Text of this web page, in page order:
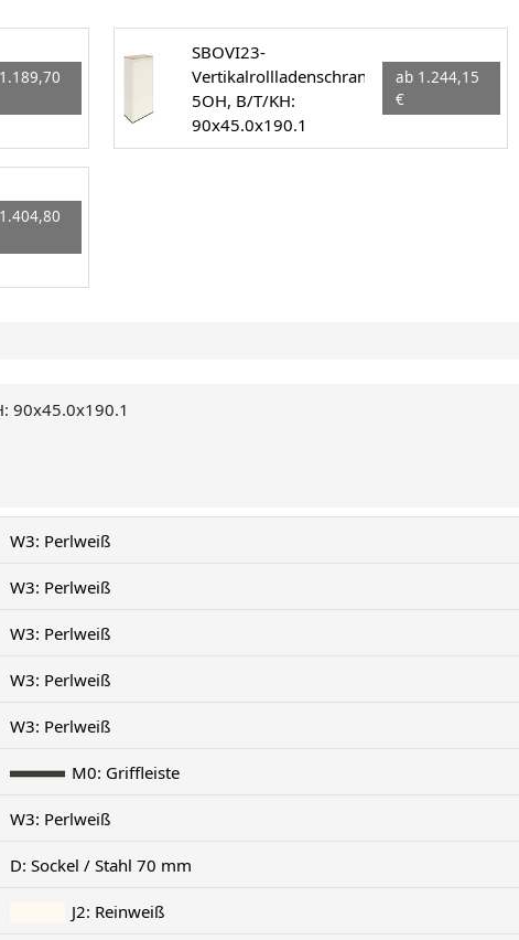
SBOVI23-
Vertikalrollladenschrank
5OH, B/T/KH:
90x45.0x190.1
ab 1.244,15
€
90x45.0x190.1
W3: Perlweiß
W3: Perlweiß
W3: Perlweiß
W3: Perlweiß
W3: Perlweiß
M0: Griffleiste
W3: Perlweiß
D: Sockel / Stahl 70 mm
J2: Reinweiß